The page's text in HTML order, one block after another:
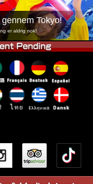
Tokyo Bay
Osaka
Tokyo!
er aldrig nok!